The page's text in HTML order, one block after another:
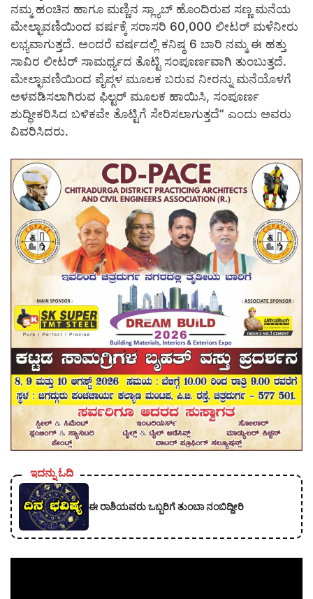
ನಮ್ಮ ಹಂಚಿನ ಹಾಗೂ ಮಣ್ಣಿನ ಸ್ಲ್ಯಾಬ್ ಹೊಂದಿರುವ ಸಣ್ಣ ಮನೆಯ
ಮೇಲ್ಛಾವಣಿಯಿಂದ ವರ್ಷಕ್ಕೆ ಸರಾಸರಿ 60,000 ಲೀಟರ್ ಮಳೆನೀರು
ಲಭ್ಯವಾಗುತ್ತದೆ. ಅಂದರೆ ವರ್ಷದಲ್ಲಿ ಕನಿಷ್ಠ 6 ಬಾರಿ ನಮ್ಮ ಈ ಹತ್ತು
ಸಾವಿರ ಲೀಟರ್ ಸಾಮರ್ಥ್ಯದ ತೊಟ್ಟಿ ಸಂಪೂರ್ಣವಾಗಿ ತುಂಬುತ್ತದೆ.
ಮೇಲ್ಛಾವಣಿಯಿಂದ ಪೈಪ್ಗಳ ಮೂಲಕ ಬರುವ ನೀರನ್ನು ಮನೆಯೊಳಗೆ
ಅಳವಡಿಸಲಾಗಿರುವ ಫಿಲ್ಟರ್ ಮೂಲಕ ಹಾಯಿಸಿ, ಸಂಪೂರ್ಣ
ಶುದ್ಧೀಕರಿಸಿದ ಬಳಿಕವೇ ತೊಟ್ಟಿಗೆ ಸೇರಿಸಲಾಗುತ್ತದೆ” ಎಂದು ಅವರು
ವಿವರಿಸಿದರು.
ಇದನ್ನು ಓದಿ
ಈ ರಾಶಿಯವರು ಒಬ್ಬರಿಗೆ ತುಂಬಾ ನಂಬಿದ್ದೀರಿ